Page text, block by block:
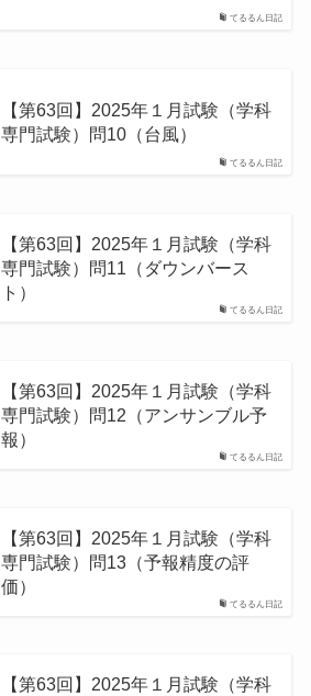
てるるん日記
てるるん日記
【第63回】2025年１月試験（学科
専門試験）問10（台風）
てるるん日記
【第63回】2025年１月試験（学科
専門試験）問11（ダウンバース
ト）
てるるん日記
【第63回】2025年１月試験（学科
専門試験）問12（アンサンブル予
報）
てるるん日記
【第63回】2025年１月試験（学科
専門試験）問13（予報精度の評
価）
【第63回】2025年１月試験（学科